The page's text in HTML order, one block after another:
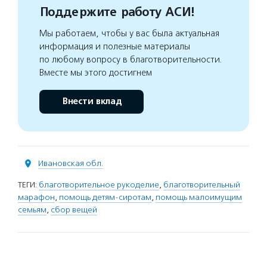
Поддержите работу АСИ!
Мы работаем, чтобы у вас была актуальная
информация и полезные материалы
по любому вопросу в благотворительности.
Вместе мы этого достигнем
Внести вклад
Ивановская обл.
ТЕГИ: благотворительное рукоделие, благотворительный
марафон, помощь детям-сиротам, помощь малоимущим
семьям, сбор вещей